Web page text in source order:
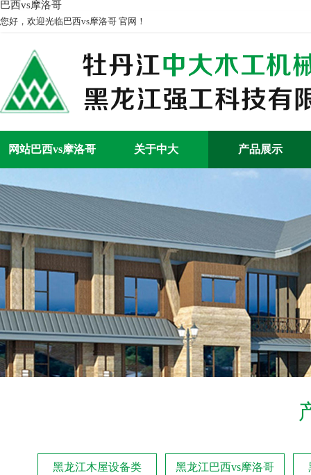
巴西vs摩洛哥
您好，欢迎光临巴西vs摩洛哥 官网！
网站巴西vs摩洛哥 关于中大 产品展示
黑龙江木屋设备类 黑龙江巴西vs摩洛哥